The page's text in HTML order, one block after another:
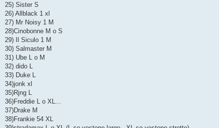
25) Sister S
26) Allblack 1 xl
27) Mr Noisy 1 M
28)Cinobonne M o S
29) Il Siculo 1 M
30) Salmaster M
31) Ube L o M
32) dido L
33) Duke L
34)jonk xl
35)Rjng L
36)Freddie L o XL...
37)Drake M
38)Frankie 54 XL